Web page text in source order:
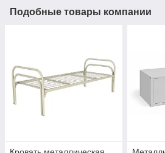
Подобные товары компании